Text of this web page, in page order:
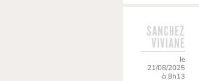
SANCHEZ
VIVIANE
le
21/08/2025
à 8h13